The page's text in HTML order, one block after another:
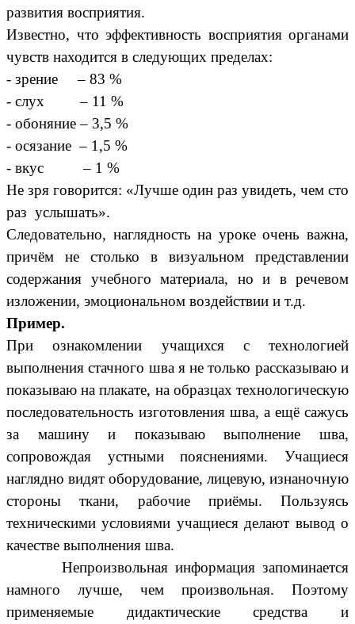
развития восприятия.
Известно, что эффективность восприятия органами
чувств находится в следующих пределах:
- зрение – 83 %
- слух – 11 %
- обоняние – 3,5 %
- осязание – 1,5 %
- вкус – 1 %
Не зря говорится: «Лучше один раз увидеть, чем сто
раз услышать».
Следовательно, наглядность на уроке очень важна,
причём не столько в визуальном представлении
содержания учебного материала, но и в речевом
изложении, эмоциональном воздействии и т.д.
Пример.
При ознакомлении учащихся с технологией
выполнения стачного шва я не только рассказываю и
показываю на плакате, на образцах технологическую
последовательность изготовления шва, а ещё сажусь
за машину и показываю выполнение шва,
сопровождая устными пояснениями. Учащиеся
наглядно видят оборудование, лицевую, изнаночную
стороны ткани, рабочие приёмы. Пользуясь
техническими условиями учащиеся делают вывод о
качестве выполнения шва.
Непроизвольная информация запоминается
намного лучше, чем произвольная. Поэтому
применяемые дидактические средства и